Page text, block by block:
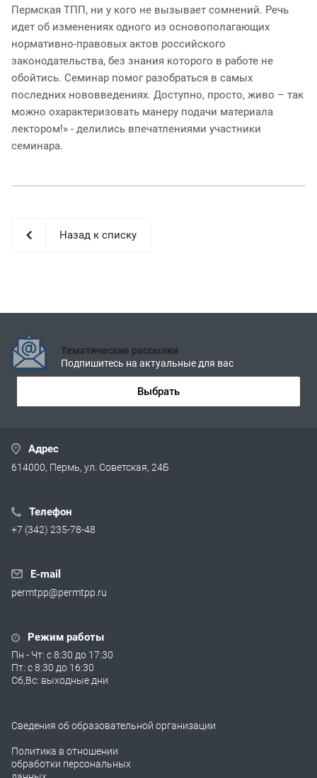
Пермская ТПП, ни у кого не вызывает сомнений. Речь
идет об изменениях одного из основополагающих
нормативно-правовых актов российского
законодательства, без знания которого в работе не
обойтись. Семинар помог разобраться в самых
последних нововведениях. Доступно, просто, живо – так
можно охарактеризовать манеру подачи материала
лектором!» - делились впечатлениями участники
семинара.
Назад к списку
Тематические рассылки
Подпишитесь на актуальные для вас
Выбрать
Адрес
614000, Пермь, ул. Советская, 24Б
Телефон
+7 (342) 235-78-48
E-mail
permtpp@permtpp.ru
Режим работы
Пн - Чт: с 8:30 до 17:30
Пт: с 8:30 до 16:30
Сб,Вс: выходные дни
Сведения об образовательной организации
Политика в отношении
обработки персональных